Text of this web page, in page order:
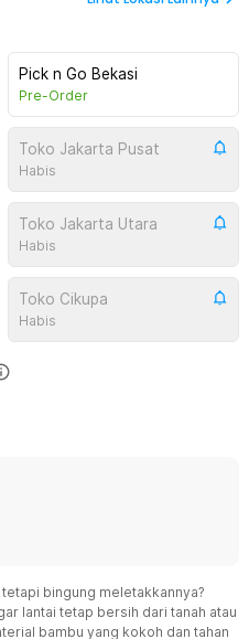
Pick n Go Bekasi
Pre-Order
Toko Jakarta Pusat
Habis
Toko Jakarta Utara
Habis
Toko Cikupa
Habis
bingung meletakkannya?
lantai tetap bersih dari tanah atau
bambu yang kokoh dan tahan